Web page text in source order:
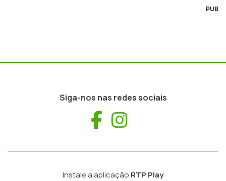
PUB
Siga-nos nas redes sociais
Facebook
Instale a aplicação RTP Play